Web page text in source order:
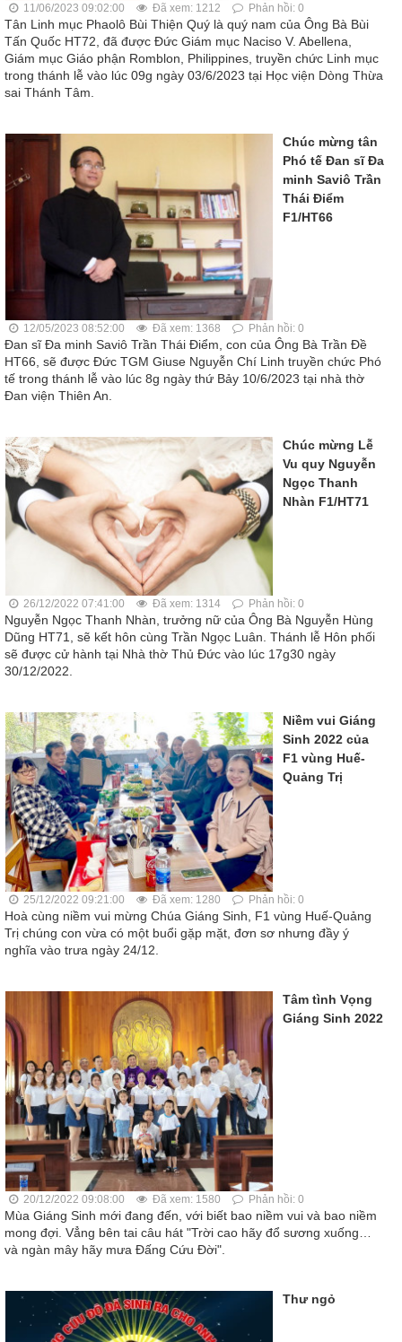
11/06/2023 09:02:00 Đã xem: 1212 Phản hồi: 0
Tân Linh mục Phaolô Bùi Thiện Quý là quý nam của Ông Bà Bùi
Tấn Quốc HT72, đã được Đức Giám mục Naciso V. Abellena,
Giám mục Giáo phận Romblon, Philippines, truyền chức Linh mục
trong thánh lễ vào lúc 09g ngày 03/6/2023 tại Học viện Dòng Thừa
sai Thánh Tâm.
Chúc mừng tân
Phó tế Đan sĩ Đa
minh Saviô Trần
Thái Điểm
F1/HT66
12/05/2023 08:52:00 Đã xem: 1368 Phản hồi: 0
Đan sĩ Đa minh Saviô Trần Thái Điểm, con của Ông Bà Trần Đề
HT66, sẽ được Đức TGM Giuse Nguyễn Chí Linh truyền chức Phó
tế trong thánh lễ vào lúc 8g ngày thứ Bảy 10/6/2023 tại nhà thờ
Đan viện Thiên An.
Chúc mừng Lễ
Vu quy Nguyễn
Ngọc Thanh
Nhàn F1/HT71
26/12/2022 07:41:00 Đã xem: 1314 Phản hồi: 0
Nguyễn Ngọc Thanh Nhàn, trưởng nữ của Ông Bà Nguyễn Hùng
Dũng HT71, sẽ kết hôn cùng Trần Ngọc Luân. Thánh lễ Hôn phối
sẽ được cử hành tại Nhà thờ Thủ Đức vào lúc 17g30 ngày
30/12/2022.
Niềm vui Giáng
Sinh 2022 của
F1 vùng Huế-
Quảng Trị
25/12/2022 09:21:00 Đã xem: 1280 Phản hồi: 0
Hoà cùng niềm vui mừng Chúa Giáng Sinh, F1 vùng Huế-Quảng
Trị chúng con vừa có một buổi gặp mặt, đơn sơ nhưng đầy ý
nghĩa vào trưa ngày 24/12.
Tâm tình Vọng
Giáng Sinh 2022
20/12/2022 09:08:00 Đã xem: 1580 Phản hồi: 0
Mùa Giáng Sinh mới đang đến, với biết bao niềm vui và bao niềm
mong đợi. Vẳng bên tai câu hát "Trời cao hãy đổ sương xuống…
và ngàn mây hãy mưa Đấng Cứu Đời".
Thư ngỏ